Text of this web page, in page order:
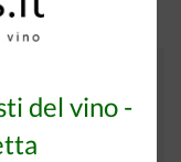
del vino -